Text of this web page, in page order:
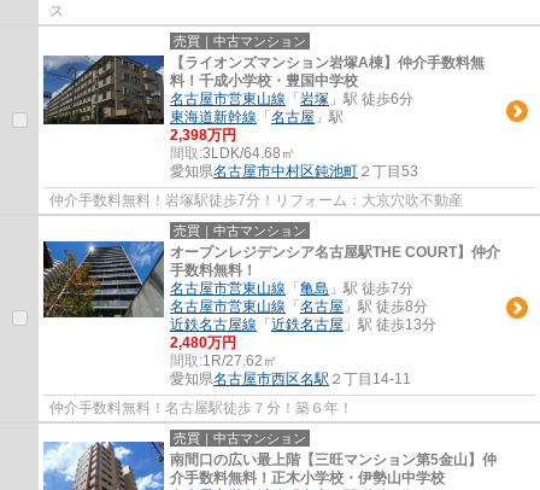
ス
売買｜中古マンション
【ライオンズマンション岩塚A棟】仲介手数料無
料！千成小学校・豊国中学校
名古屋市営東山線 「 岩塚 」駅 徒歩6分
東海道新幹線 「 名古屋 」駅
2,398万円
間取:3LDK/64.68㎡
愛知県名古屋市中村区鈍池町 ２丁目53
仲介手数料無料！岩塚駅徒歩7分！リフォーム：大京穴吹不動産
売買｜中古マンション
オープンレジデンシア名古屋駅THE COURT】仲介
手数料無料！
名古屋市営東山線 「 亀島 」駅 徒歩7分
名古屋市営東山線 「 名古屋 」駅 徒歩8分
近鉄名古屋線 「 近鉄名古屋 」駅 徒歩13分
2,480万円
間取:1R/27.62㎡
愛知県名古屋市西区名駅 ２丁目14-11
仲介手数料無料！名古屋駅徒歩７分！築６年！
売買｜中古マンション
南間口の広い最上階【三旺マンション第5金山】仲
介手数料無料！正木小学校・伊勢山中学校